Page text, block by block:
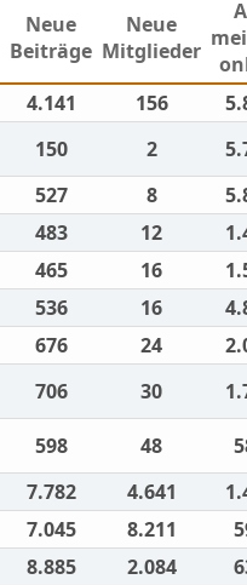
Neue
Beiträge
Neue
Mitglieder
4.141 156
150 2
527 8
483 12
465 16
536 16
676 24
706 30
598 48
7.782 4.641
7.045 8.211
8.885 2.084